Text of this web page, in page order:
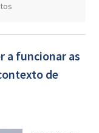
a funcionar as
de